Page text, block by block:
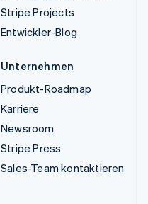
Stripe Projects
Entwickler-Blog
Unternehmen
Produkt-Roadmap
Karriere
Newsroom
Stripe Press
Sales-Team kontaktieren